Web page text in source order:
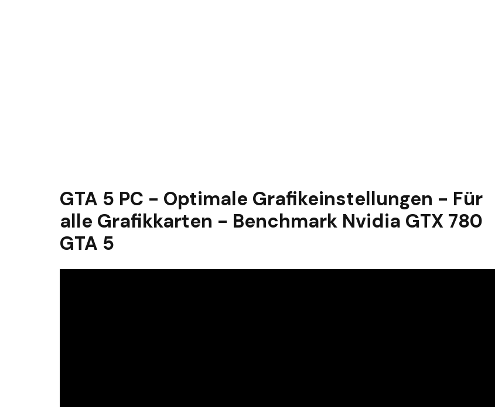
GTA 5 PC - Optimale Grafikeinstellungen - Für
alle Grafikkarten - Benchmark Nvidia GTX 780
GTA 5